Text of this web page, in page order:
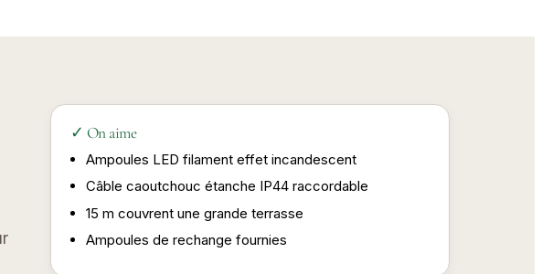
✓ On aime
Ampoules LED filament effet incandescent
Câble caoutchouc étanche IP44 raccordable
15 m couvrent une grande terrasse
Ampoules de rechange fournies